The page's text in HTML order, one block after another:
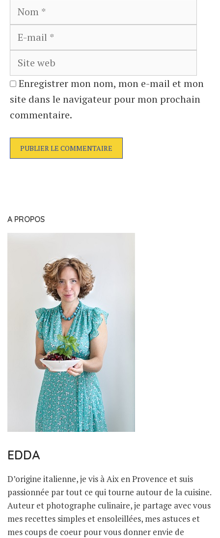
Nom
Enregistrer mon nom, mon e-mail et mon
site dans le navigateur pour mon prochain
commentaire.
A PROPOS
EDDA
D’origine italienne, je vis à Aix en Provence et suis
passionnée par tout ce qui tourne autour de la cuisine.
Auteur et photographe culinaire, je partage avec vous
mes recettes simples et ensoleillées, mes astuces et
mes coups de coeur pour vous donner envie de